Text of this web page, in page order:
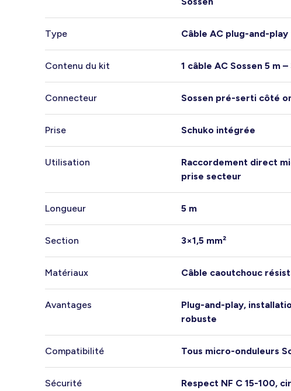
Type Câble AC plug-and-play
Contenu du kit 1 câble AC Sossen 5 m –
Connecteur Sossen pré-serti côté
Prise Schuko intégrée
Utilisation
Raccordement direct
prise secteur
Longueur 5 m
Section 3×1,5 mm²
Matériaux Câble caoutchouc
Avantages
Plug-and-play,
robuste
Compatibilité Tous micro-onduleurs
Sécurité
Respect NF C 15-100,